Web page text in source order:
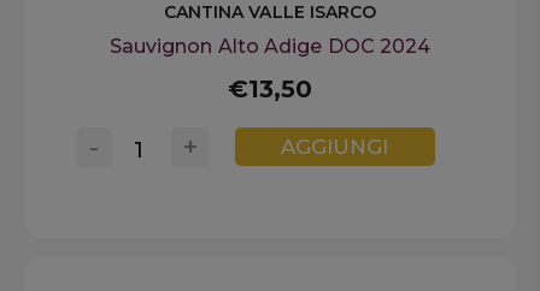
CANTINA VALLE ISARCO
Sauvignon Alto Adige DOC 2024
€13,50
+
- AGGIUNGI